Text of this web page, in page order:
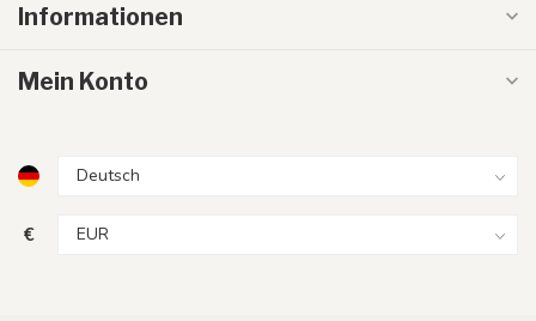
Informationen
Mein Konto
€